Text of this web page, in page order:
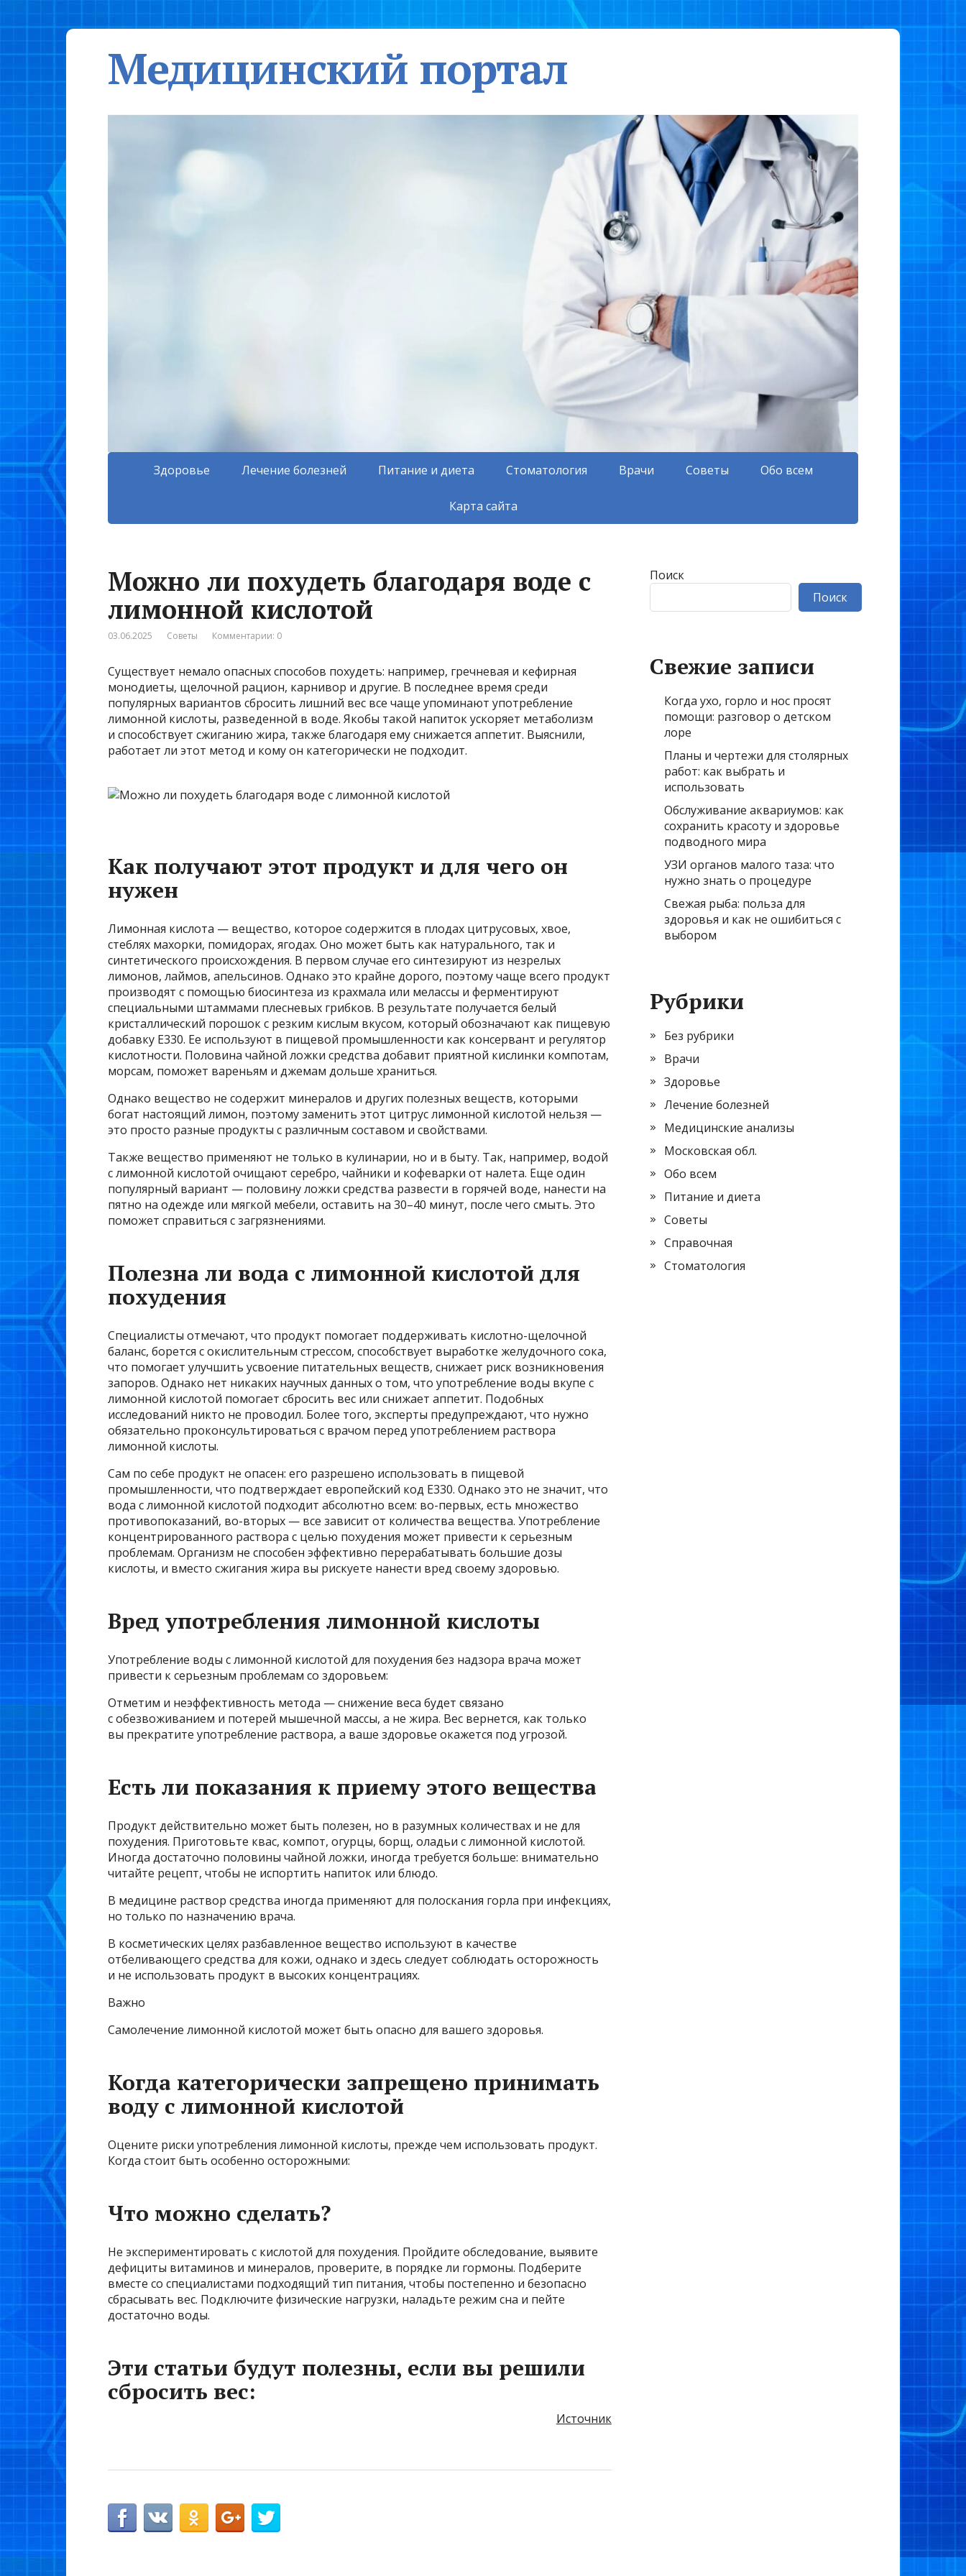
Медицинский портал
Здоровье Лечение болезней Питание и диета Стоматология Врачи Советы Обо всем
Карта сайта
Можно ли похудеть благодаря воде с
лимонной кислотой
03.06.2025 Советы Комментарии: 0
Существует немало опасных способов похудеть: например, гречневая и кефирная
монодиеты, щелочной рацион, карнивор и другие. В последнее время среди
популярных вариантов сбросить лишний вес все чаще упоминают употребление
лимонной кислоты, разведенной в воде. Якобы такой напиток ускоряет метаболизм
и способствует сжиганию жира, также благодаря ему снижается аппетит. Выяснили,
работает ли этот метод и кому он категорически не подходит.
Как получают этот продукт и для чего он
нужен
Лимонная кислота — вещество, которое содержится в плодах цитрусовых, хвое,
стеблях махорки, помидорах, ягодах. Оно может быть как натурального, так и
синтетического происхождения. В первом случае его синтезируют из незрелых
лимонов, лаймов, апельсинов. Однако это крайне дорого, поэтому чаще всего продукт
производят с помощью биосинтеза из крахмала или мелассы и ферментируют
специальными штаммами плесневых грибков. В результате получается белый
кристаллический порошок с резким кислым вкусом, который обозначают как пищевую
добавку Е330. Ее используют в пищевой промышленности как консервант и регулятор
кислотности. Половина чайной ложки средства добавит приятной кислинки компотам,
морсам, поможет вареньям и джемам дольше храниться.
Однако вещество не содержит минералов и других полезных веществ, которыми
богат настоящий лимон, поэтому заменить этот цитрус лимонной кислотой нельзя —
это просто разные продукты с различным составом и свойствами.
Также вещество применяют не только в кулинарии, но и в быту. Так, например, водой
с лимонной кислотой очищают серебро, чайники и кофеварки от налета. Еще один
популярный вариант — половину ложки средства развести в горячей воде, нанести на
пятно на одежде или мягкой мебели, оставить на 30–40 минут, после чего смыть. Это
поможет справиться с загрязнениями.
Полезна ли вода с лимонной кислотой для
похудения
Специалисты отмечают, что продукт помогает поддерживать кислотно-щелочной
баланс, борется с окислительным стрессом, способствует выработке желудочного сока,
что помогает улучшить усвоение питательных веществ, снижает риск возникновения
запоров. Однако нет никаких научных данных о том, что употребление воды вкупе с
лимонной кислотой помогает сбросить вес или снижает аппетит. Подобных
исследований никто не проводил. Более того, эксперты предупреждают, что нужно
обязательно проконсультироваться с врачом перед употреблением раствора
лимонной кислоты.
Сам по себе продукт не опасен: его разрешено использовать в пищевой
промышленности, что подтверждает европейский код Е330. Однако это не значит, что
вода с лимонной кислотой подходит абсолютно всем: во-первых, есть множество
противопоказаний, во-вторых — все зависит от количества вещества. Употребление
концентрированного раствора с целью похудения может привести к серьезным
проблемам. Организм не способен эффективно перерабатывать большие дозы
кислоты, и вместо сжигания жира вы рискуете нанести вред своему здоровью.
Вред употребления лимонной кислоты
Употребление воды с лимонной кислотой для похудения без надзора врача может
привести к серьезным проблемам со здоровьем:
Отметим и неэффективность метода — снижение веса будет связано
с обезвоживанием и потерей мышечной массы, а не жира. Вес вернется, как только
вы прекратите употребление раствора, а ваше здоровье окажется под угрозой.
Есть ли показания к приему этого вещества
Продукт действительно может быть полезен, но в разумных количествах и не для
похудения. Приготовьте квас, компот, огурцы, борщ, оладьи с лимонной кислотой.
Иногда достаточно половины чайной ложки, иногда требуется больше: внимательно
читайте рецепт, чтобы не испортить напиток или блюдо.
В медицине раствор средства иногда применяют для полоскания горла при инфекциях,
но только по назначению врача.
В косметических целях разбавленное вещество используют в качестве
отбеливающего средства для кожи, однако и здесь следует соблюдать осторожность
и не использовать продукт в высоких концентрациях.
Важно
Самолечение лимонной кислотой может быть опасно для вашего здоровья.
Когда категорически запрещено принимать
воду с лимонной кислотой
Оцените риски употребления лимонной кислоты, прежде чем использовать продукт.
Когда стоит быть особенно осторожными:
Что можно сделать?
Не экспериментировать с кислотой для похудения. Пройдите обследование, выявите
дефициты витаминов и минералов, проверите, в порядке ли гормоны. Подберите
вместе со специалистами подходящий тип питания, чтобы постепенно и безопасно
сбрасывать вес. Подключите физические нагрузки, наладьте режим сна и пейте
достаточно воды.
Эти статьи будут полезны, если вы решили
сбросить вес:
Источник
Поиск
Поиск
Свежие записи
Когда ухо, горло и нос просят
помощи: разговор о детском
лоре
Планы и чертежи для столярных
работ: как выбрать и
использовать
Обслуживание аквариумов: как
сохранить красоту и здоровье
подводного мира
УЗИ органов малого таза: что
нужно знать о процедуре
Свежая рыба: польза для
здоровья и как не ошибиться с
выбором
Рубрики
Без рубрики
Врачи
Здоровье
Лечение болезней
Медицинские анализы
Московская обл.
Обо всем
Питание и диета
Советы
Справочная
Стоматология